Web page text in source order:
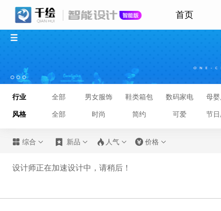
首页
行业 全部 男女服饰 鞋类箱包 数码家电 母
风格 全部 时尚 简约 可爱 节
 综合   新品   人气   价格 
设计师正在加速设计中，请稍后！